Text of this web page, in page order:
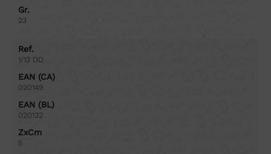
Gr.
23
Ref.
1/13 DD
EAN (CA)
020149
EAN (BL)
020132
ZxCm
5